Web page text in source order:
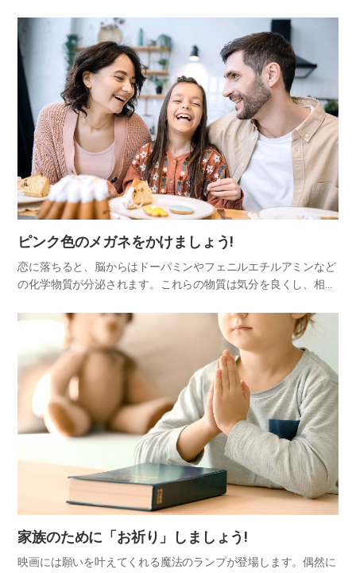
前で「幸せ通帳」を作るのです。 感謝という方法で自分の幸せ通
帳を自…
ピンク色のメガネをかけましょう!
恋に落ちると、脳からはドーパミンやフェニルエチルアミンなど
の化学物質が分泌されます。これらの物質は気分を良くし、相手
良い方に解釈するようになります。これを「ピンクレンズ効果
家族のために「お祈り」しましょう!
映画には願いを叶えてくれる魔法のランプが登場します。偶然に